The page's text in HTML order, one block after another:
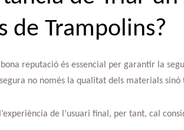
de Trampolins?
reputació és essencial per garantir la
no només la qualitat dels materials
de l’usuari final, per tant, cal